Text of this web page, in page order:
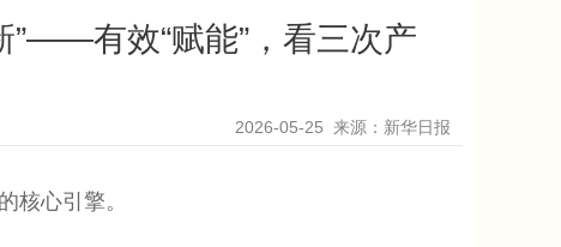
”——有效“赋能”，看三次产
2026-05-25 来源：新华日报
心引擎。